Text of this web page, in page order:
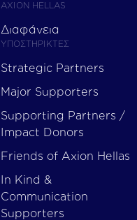
AXION HELLAS
Διαφάνεια
ΥΠΟΣΤΗΡΙΚΤΕΣ
Strategic Partners
Major Supporters
Supporting Partners /
Impact Donors
Friends of Axion Hellas
In Kind &
Communication
Supporters